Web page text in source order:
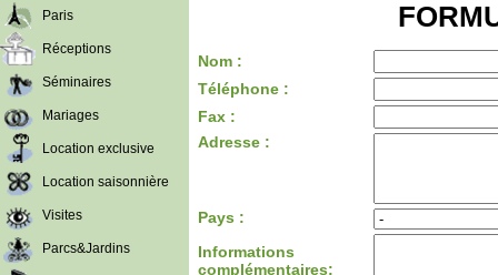
Paris
Réceptions
Séminaires
Mariages
Location exclusive
Location saisonnière
Visites
Parcs&Jardins
Nom :
Téléphone :
Fax :
Adresse :
Pays :
Informations
complémentaires: